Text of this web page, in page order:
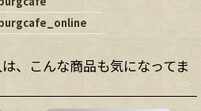
、こんな商品も気になってま